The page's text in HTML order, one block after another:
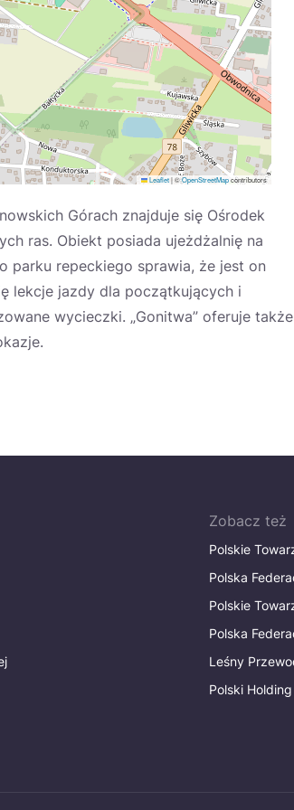
Leaflet|©OpenStreetMapcontributors
Górach znajduje się Ośrodek
ras. Obiekt posiada ujeżdżalnię na
parku repeckiego sprawia, że jest on
lekcje jazdy dla początkujących i
wycieczki. „Gonitwa” oferuje także
Zobacz też
Polskie
Polska
Polskie
Polska
Leśny
Polski